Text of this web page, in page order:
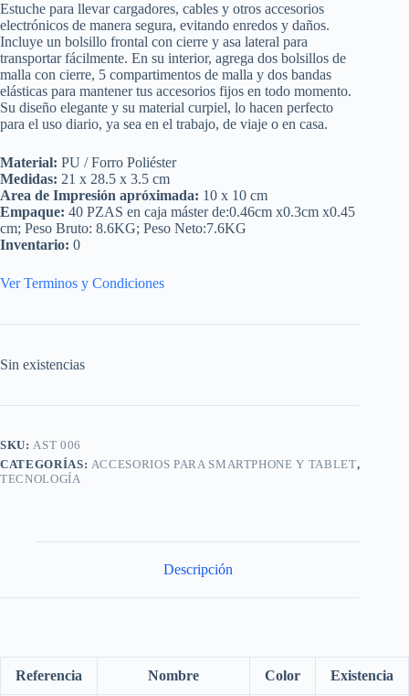
Estuche para llevar cargadores, cables y otros accesorios
electrónicos de manera segura, evitando enredos y daños.
Incluye un bolsillo frontal con cierre y asa lateral para
transportar fácilmente. En su interior, agrega dos bolsillos de
malla con cierre, 5 compartimentos de malla y dos bandas
elásticas para mantener tus accesorios fijos en todo momento.
Su diseño elegante y su material curpiel, lo hacen perfecto
para el uso diario, ya sea en el trabajo, de viaje o en casa.
Material: PU / Forro Poliéster
Medidas: 21 x 28.5 x 3.5 cm
Area de Impresión apróximada: 10 x 10 cm
Empaque: 40 PZAS en caja máster de:0.46cm x0.3cm x0.45
cm; Peso Bruto: 8.6KG; Peso Neto:7.6KG
Inventario: 0
Ver Terminos y Condiciones
Sin existencias
SKU:AST 006
CATEGORÍAS: ACCESORIOS PARA SMARTPHONE Y TABLET,
TECNOLOGÍA
Descripción
Referencia Nombre Color Existencia